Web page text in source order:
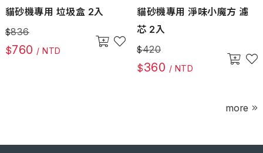
貓砂機專用 垃圾盒 2入
$836
$760 / NTD
貓砂機專用 淨味小魔方 濾
芯 2入
$420
$360 / NTD
more